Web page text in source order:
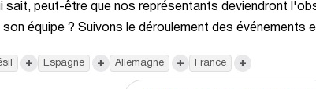
sait, peut-être que nos représentants deviendront
équipe ? Suivons le déroulement des événements
+ Espagne + Allemagne + France +